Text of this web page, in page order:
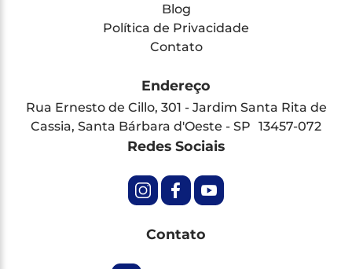
Blog
Política de Privacidade
Contato
Endereço
Rua Ernesto de Cillo, 301 - Jardim Santa Rita de
Cassia, Santa Bárbara d'Oeste - SP 13457-072
Redes Sociais
Contato